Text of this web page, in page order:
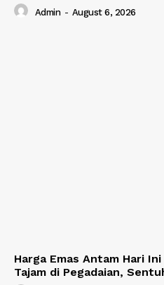
Admin - August 6, 2026
Harga Emas Antam Hari
Tajam di Pegadaian,